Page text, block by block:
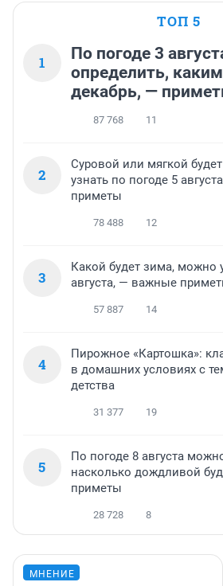
ТОП 5
1
По погоде 3
определить,
декабрь, —
87 768 11
2
Суровой или мягкой
узнать по погоде 5
приметы
78 488 12
3
Какой будет зима, можно
августа, — важные
57 887 14
4
Пирожное «Картошка»:
в домашних условиях с
детства
31 377 19
5
По погоде 8 августа
насколько дождливой
приметы
28 728 8
МНЕНИЕ